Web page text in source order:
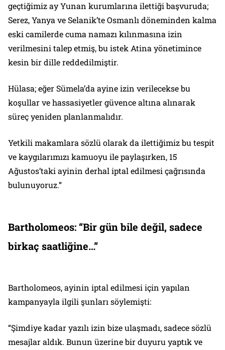
geçtiğimiz ay Yunan kurumlarına ilettiği başvuruda;
Serez, Yanya ve Selanik’te Osmanlı döneminden kalma
eski camilerde cuma namazı kılınmasına izin
verilmesini talep etmiş, bu istek Atina yönetimince
kesin bir dille reddedilmiştir.
Hülasa; eğer Sümela’da ayine izin verilecekse bu
koşullar ve hassasiyetler güvence altına alınarak
süreç yeniden planlanmalıdır.
Yetkili makamlara sözlü olarak da ilettiğimiz bu tespit
ve kaygılarımızı kamuoyu ile paylaşırken, 15
Ağustos’taki ayinin derhal iptal edilmesi çağrısında
bulunuyoruz.”
Bartholomeos: “Bir gün bile değil, sadece
birkaç saatliğine…”
Bartholomeos, ayinin iptal edilmesi için yapılan
kampanyayla ilgili şunları söylemişti:
“Şimdiye kadar yazılı izin bize ulaşmadı, sadece sözlü
mesajlar aldık. Bunun üzerine bir duyuru yaptık ve